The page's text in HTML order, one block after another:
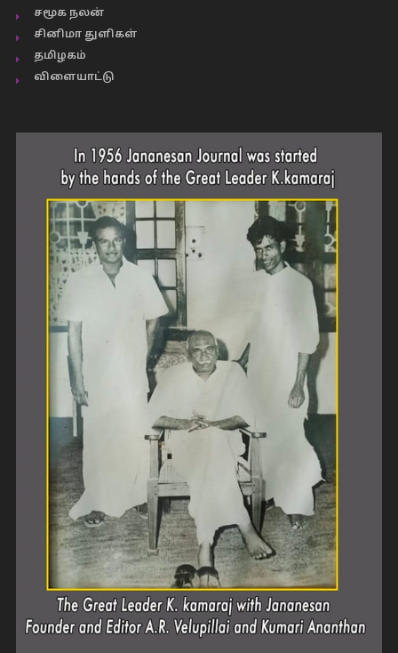
சமூக நலன்
சினிமா துளிகள்
தமிழகம்
விளையாட்டு